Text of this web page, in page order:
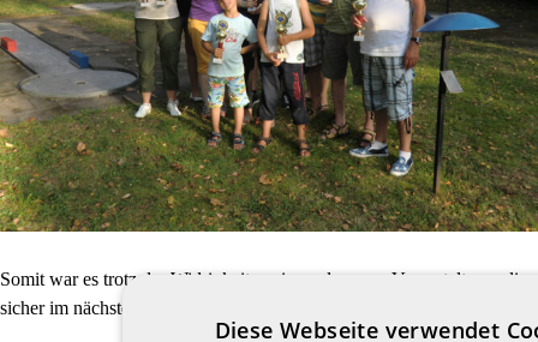
Somit war es trotz der Widrigkeiten eine gelungene Veranstaltung, die
sicher im nächsten Jahr wieder stattfinden wird.
Diese Webseite verwendet